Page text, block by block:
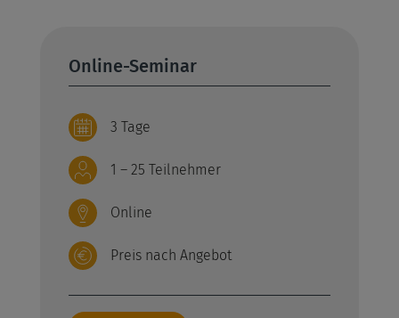
Online-Seminar
3 Tage
1 – 25 Teilnehmer
Online
Preis nach Angebot